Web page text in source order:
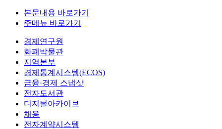
본문내용 바로가기
주메뉴 바로가기
경제연구원
화폐박물관
지역본부
경제통계시스템(ECOS)
금융·경제 스냅샷
전자도서관
디지털아카이브
채용
전자계약시스템